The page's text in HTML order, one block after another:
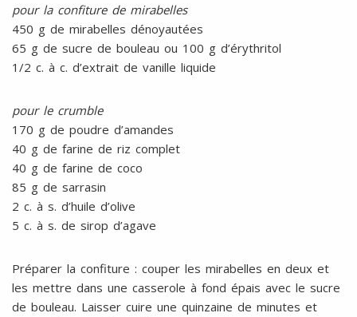
pour la confiture de mirabelles
450 g de mirabelles dénoyautées
65 g de sucre de bouleau ou 100 g d’érythritol
1/2 c. à c. d’extrait de vanille liquide
pour le crumble
170 g de poudre d’amandes
40 g de farine de riz complet
40 g de farine de coco
85 g de sarrasin
2 c. à s. d’huile d’olive
5 c. à s. de sirop d’agave
Préparer la confiture : couper les mirabelles en deux et
les mettre dans une casserole à fond épais avec le sucre
de bouleau. Laisser cuire une quinzaine de minutes et